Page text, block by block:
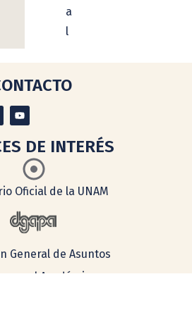
a
l
DE INTERÉS
Oficial de la UNAM
General de Asuntos
Académico